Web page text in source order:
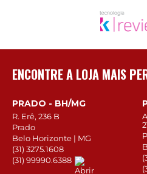
ENCONTRE A LOJA MAIS
PRADO - BH/MG
R. Erê, 236 B
Prado
Belo Horizonte | MG
(31) 3275.1608
(31) 99990.6388